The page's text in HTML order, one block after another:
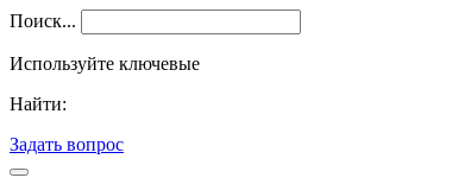
Поиск...
Используйте ключевые
Найти:
Задать вопрос